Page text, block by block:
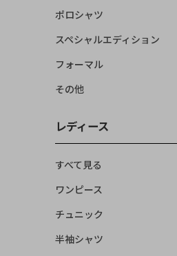
ポロシャツ
スペシャルエディション
フォーマル
その他
レディース
すべて見る
ワンピース
チュニック
半袖シャツ